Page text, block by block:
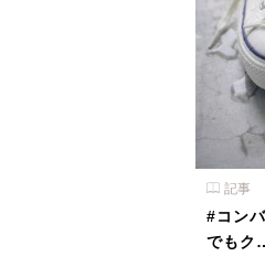
記事
#コン
でもク